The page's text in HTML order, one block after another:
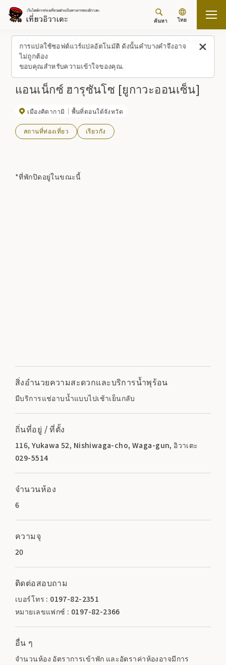
การแปลใช้ซอฟต์แวร์แปลอัตโนมัติ ดังนั้นคำบางคำจึงอาจ
ไม่ถูกต้อง
ขอบคุณสำหรับความเข้าใจของคุณ.
ค้นหา ไทย
กลับขึ้นด้านบน สถานที่/ประสบการณ์ (รายการ)
แอนเน็กซ์ ฮารุซันโซ [ยูกาวะออนเซ็น]
เมืองคิตากามิ พื้นที่ตอนใต้จังหวัด
สถานที่ท่องเที่ยว เรียวกัง
*ที่พักปิดอยู่ในขณะนี้
สิ่งอำนวยความสะดวกและบริการน้ำพุร้อน
มีบริการแช่อาบน้ำแบบไปเช้าเย็นกลับ
ถิ่นที่อยู่ / ที่ตั้ง
116, Yukawa 52, Nishiwaga-cho, Waga-gun, อิวาเตะ
029-5514
จำนวนห้อง
6
ความจุ
20
ติดต่อสอบถาม
เบอร์โทร : 0197-82-2351
หมายเลขแฟกซ์ : 0197-82-2366
อื่น ๆ
จำนวนห้อง อัตราการเข้าพัก และอัตราค่าห้องอาจมีการ